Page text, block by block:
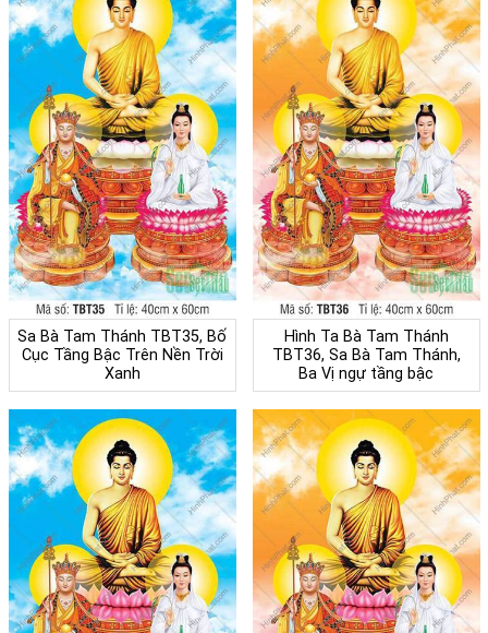
Sa Bà Tam Thánh TBT35, Bố
Cục Tầng Bậc Trên Nền Trời
Xanh
Hình Ta Bà Tam Thánh
TBT36, Sa Bà Tam Thánh,
Ba Vị ngự tầng bậc